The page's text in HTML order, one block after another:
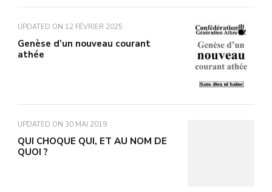
UPDATED ON 12 FÉVRIER 2025
Genèse d’un nouveau courant
athée
UPDATED ON 30 MAI 2019
QUI CHOQUE QUI, ET AU NOM DE
QUOI ?